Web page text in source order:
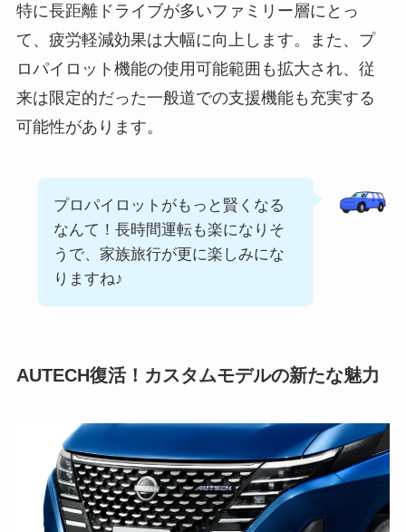
特に長距離ドライブが多いファミリー層にとっ
て、疲労軽減効果は大幅に向上します。また、プ
ロパイロット機能の使用可能範囲も拡大され、従
来は限定的だった一般道での支援機能も充実する
可能性があります。
プロパイロットがもっと賢くなる
なんて！長時間運転も楽になりそ
うで、家族旅行が更に楽しみにな
りますね♪
AUTECH復活！カスタムモデルの新たな魅力